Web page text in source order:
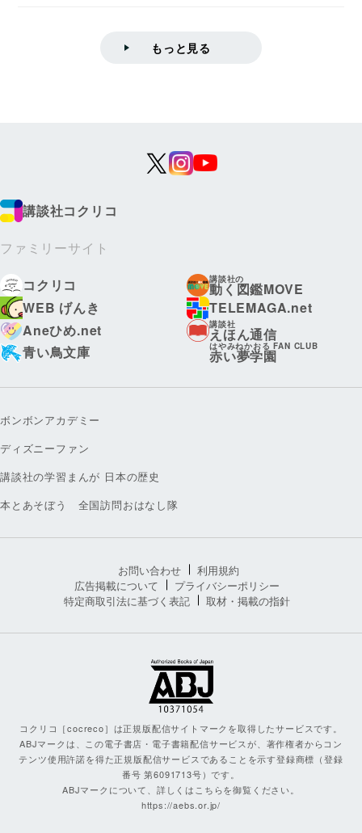
もっと見る
講談社コクリコ
ファミリーサイト
コクリコ
講談社の
動く図鑑MOVE
WEB げんき
TELEMAGA.net
Aneひめ.net
講談社
えほん通信
青い鳥文庫
はやみねかおる FAN CLUB
赤い夢学園
ボンボンアカデミー
ディズニーファン
講談社の学習まんが 日本の歴史
本とあそぼう 全国訪問おはなし隊
お問い合わせ
利用規約
広告掲載について
プライバシーポリシー
特定商取引法に基づく表記
取材・掲載の指針
コクリコ［cocreco］は正規版配信サイトマークを取得したサービスです。
ABJマークは、この電子書店・電子書籍配信サービスが、著作権者からコン
テンツ使用許諾を得た正規版配信サービスであることを示す登録商標（登録
番号 第6091713号）です。
ABJマークについて、詳しくはこちらを御覧ください。
https://aebs.or.jp/